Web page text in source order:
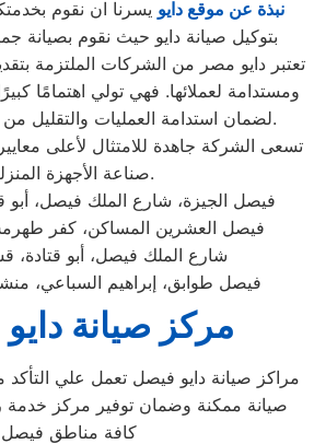
نبذة عن موقع دايو يسرنا ان نقوم
بتوكيل صيانة دايو حيث نقوم بصيانة
تعتبر دايو مصر من الشركات الملتزمة
ومستدامة لعملائها. فهي تولي اهتمامًا
لضمان استدامة العمليات والتقليل من الآثار البيئية السلبية.
تسعى الشركة جاهدة للامتثال لأعلى
صناعة الأجهزة المنزلية.
فيصل الجيزة، شارع الملك فيصل، أبو
فيصل العشرين المساكن، كفر
شارع الملك فيصل، أبو قتادة،
فيصل طوابق، إبراهيم السباعي،
مركز صيانة
مراكز صيانة دايو فيصل تعمل علي
صيانة ممكنة وضمان توفير مركز
كافة مناطق فيصل